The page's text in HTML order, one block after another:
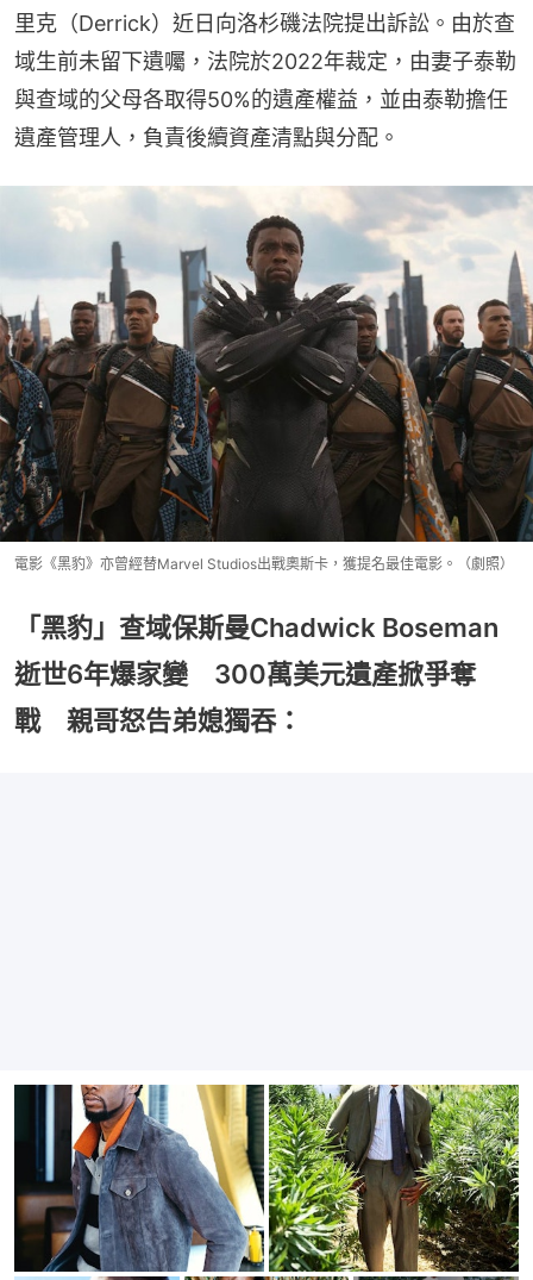
里克（Derrick）近日向洛杉磯法院提出訴訟。由於查
域生前未留下遺囑，法院於2022年裁定，由妻子泰勒
與查域的父母各取得50%的遺產權益，並由泰勒擔任
遺產管理人，負責後續資產清點與分配。
電影《黑豹》亦曾經替Marvel Studios出戰奧斯卡，獲提名最佳電影。（劇照）
「黑豹」查域保斯曼Chadwick Boseman
逝世6年爆家變 300萬美元遺產掀爭奪
戰 親哥怒告弟媳獨吞：